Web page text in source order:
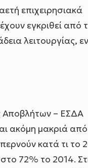
επιχειρησιακά
εγκριθεί από
λειτουργίας,
Αποβλήτων – ΕΣΔΑ
ακόμη μακριά
κατά τι το
72% το 2014.